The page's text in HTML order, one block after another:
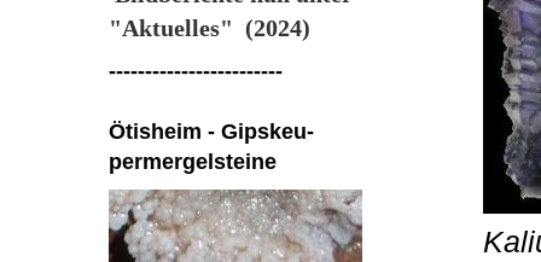
"Aktuelles" (2024)
------------------------
Ötisheim - Gipskeu-
permergelsteine